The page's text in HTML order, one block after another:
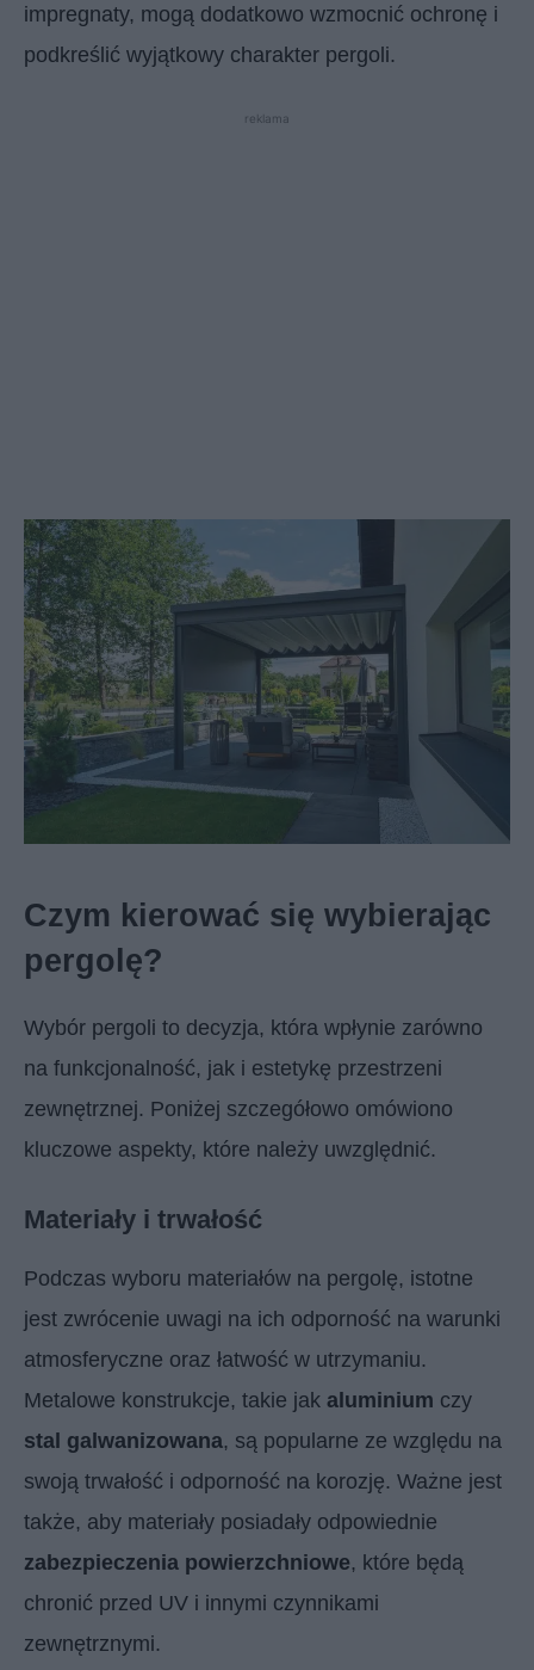
impregnaty, mogą dodatkowo wzmocnić ochronę i
podkreślić wyjątkowy charakter pergoli.
reklama
Czym kierować się wybierając
pergolę?
Wybór pergoli to decyzja, która wpłynie zarówno
na funkcjonalność, jak i estetykę przestrzeni
zewnętrznej. Poniżej szczegółowo omówiono
kluczowe aspekty, które należy uwzględnić.
Materiały i trwałość
Podczas wyboru materiałów na pergolę, istotne
jest zwrócenie uwagi na ich odporność na warunki
atmosferyczne oraz łatwość w utrzymaniu.
Metalowe konstrukcje, takie jak aluminium czy
stal galwanizowana, są popularne ze względu na
swoją trwałość i odporność na korozję. Ważne jest
także, aby materiały posiadały odpowiednie
zabezpieczenia powierzchniowe, które będą
chronić przed UV i innymi czynnikami
zewnętrznymi.